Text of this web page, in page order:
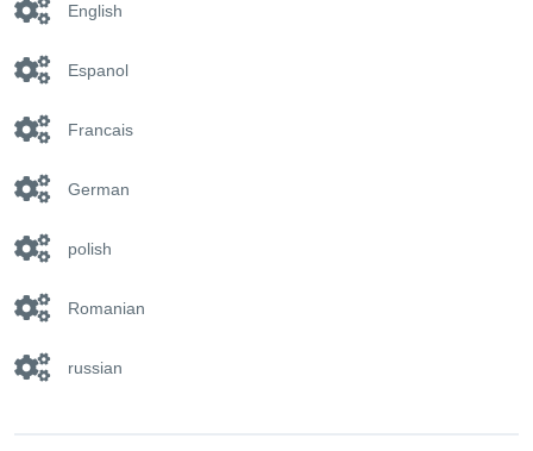
English
Espanol
Francais
German
polish
Romanian
russian